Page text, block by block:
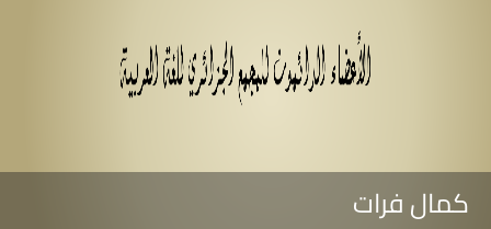
كمال فرات